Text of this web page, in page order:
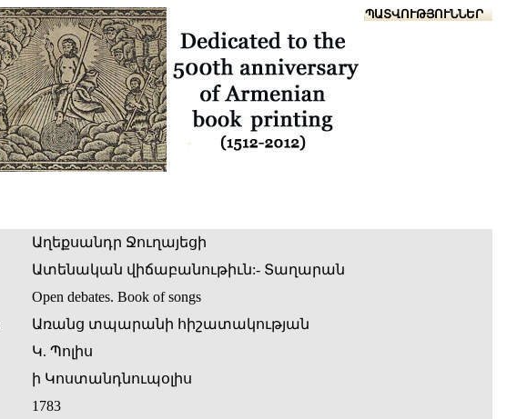
ՆԱԽԱՊԱՏՎՈՒԹՅՈՒՆՆԵՐ
Աղեքսանդր Ջուղայեցի
Ատենական վիճաբանութիւն:- Տաղարան
Open debates. Book of songs
Առանց տպարանի հիշատակության
Կ. Պոլիս
ի Կոստանդնուպօլիս
1783